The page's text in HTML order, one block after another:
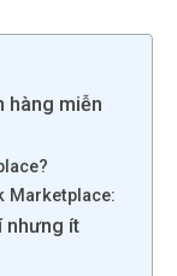
hàng miễn
Marketplace:
nhưng ít